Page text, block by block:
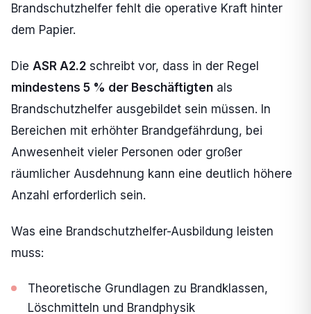
Brandschutzhelfer fehlt die operative Kraft hinter
dem Papier.
Die ASR A2.2 schreibt vor, dass in der Regel
mindestens 5 % der Beschäftigten als
Brandschutzhelfer ausgebildet sein müssen. In
Bereichen mit erhöhter Brandgefährdung, bei
Anwesenheit vieler Personen oder großer
räumlicher Ausdehnung kann eine deutlich höhere
Anzahl erforderlich sein.
Was eine Brandschutzhelfer-Ausbildung leisten
muss:
Theoretische Grundlagen zu Brandklassen,
Löschmitteln und Brandphysik